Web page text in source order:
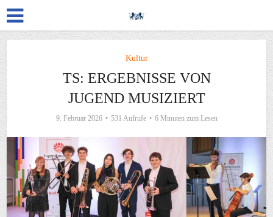
Kultur
TS: ERGEBNISSE VON
JUGEND MUSIZIERT
9. Februar 2026 531 Aufrufe 6 Minuten zum Lesen